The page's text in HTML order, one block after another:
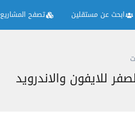
ابحث عن مستقلين تصفح المشاريع
والاندرويد